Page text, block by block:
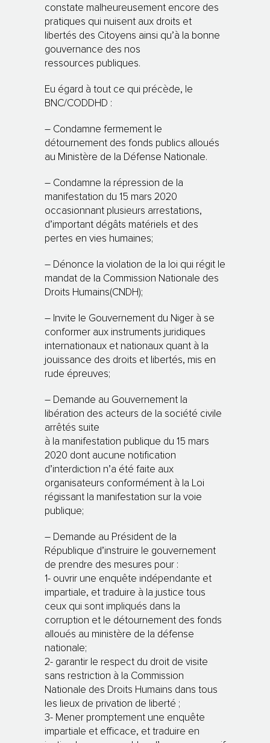
constate malheureusement encore des
pratiques qui nuisent aux droits et
libertés des Citoyens ainsi qu’à la bonne
gouvernance des nos
ressources publiques.
Eu égard à tout ce qui précède, le
BNC/CODDHD :
– Condamne fermement le
détournement des fonds publics alloués
au Ministère de la Défense Nationale.
– Condamne la répression de la
manifestation du 15 mars 2020
occasionnant plusieurs arrestations,
d’important dégâts matériels et des
pertes en vies humaines;
– Dénonce la violation de la loi qui régit le
mandat de la Commission Nationale des
Droits Humains(CNDH);
– Invite le Gouvernement du Niger à se
conformer aux instruments juridiques
internationaux et nationaux quant à la
jouissance des droits et libertés, mis en
rude épreuves;
– Demande au Gouvernement la
libération des acteurs de la société civile
arrêtés suite
à la manifestation publique du 15 mars
2020 dont aucune notification
d’interdiction n’a été faite aux
organisateurs conformément à la Loi
régissant la manifestation sur la voie
publique;
– Demande au Président de la
République d’instruire le gouvernement
de prendre des mesures pour :
1- ouvrir une enquête indépendante et
impartiale, et traduire à la justice tous
ceux qui sont impliqués dans la
corruption et le détournement des fonds
alloués au ministère de la défense
nationale;
2- garantir le respect du droit de visite
sans restriction à la Commission
Nationale des Droits Humains dans tous
les lieux de privation de liberté ;
3- Mener promptement une enquête
impartiale et efficace, et traduire en